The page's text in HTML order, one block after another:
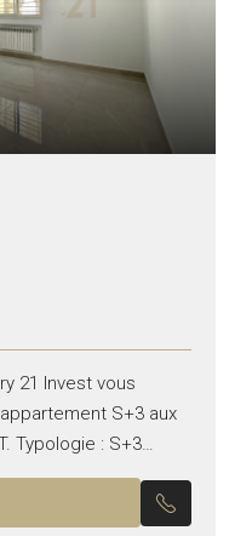
21 Invest vous
S+3 aux
Typologie : S+3
de : –...